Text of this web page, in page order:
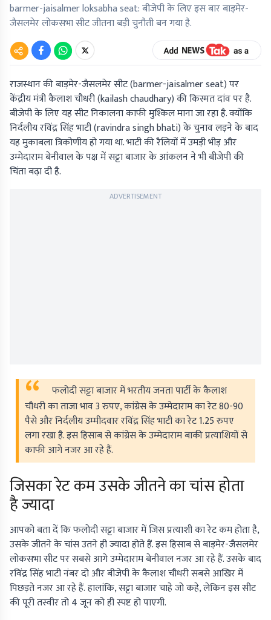
barmer-jaisalmer loksabha seat: बीजेपी के लिए इस बार बाड़मेर-
जैसलमेर लोकसभा सीट जीतना बड़ी चुनौती बन गया है.
राजस्थान की बाड़मेर-जैसलमेर सीट (barmer-jaisalmer seat) पर
केंद्रीय मंत्री कैलाश चौधरी (kailash chaudhary) की किस्मत दांव पर है.
बीजेपी के लिए यह सीट निकालना काफी मुश्किल माना जा रहा है. क्योंकि
निर्दलीय रविंद्र सिंह भाटी (ravindra singh bhati) के चुनाव लड़ने के बाद
यह मुकाबला त्रिकोणीय हो गया था. भाटी की रैलियों में उमड़ी भीड़ और
उम्मेदाराम बेनीवाल के पक्ष में सट्टा बाजार के आंकलन ने भी बीजेपी की
चिंता बढ़ा दी है.
ADVERTISEMENT
फलोदी सट्टा बाजार में भरतीय जनता पार्टी के कैलाश
चौधरी का ताजा भाव 3 रुपए, कांग्रेस के उम्मेदाराम का रेट 80-90
पैसे और निर्दलीय उम्मीदवार रविंद्र सिंह भाटी का रेट 1.25 रुपए
लगा रखा है. इस हिसाब से कांग्रेस के उम्मेदाराम बाकी प्रत्याशियों से
काफी आगे नजर आ रहे हैं.
जिसका रेट कम उसके जीतने का चांस होता
है ज्यादा
आपको बता दें कि फलोदी सट्टा बाजार में जिस प्रत्याशी का रेट कम होता है,
उसके जीतने के चांस उतने ही ज्यादा होते हैं. इस हिसाब से बाड़मेर-जैसलमेर
लोकसभा सीट पर सबसे आगे उम्मेदाराम बेनीवाल नजर आ रहे हैं. उसके बाद
रविंद्र सिंह भाटी नंबर दो और बीजेपी के कैलाश चौधरी सबसे आखिर में
पिछड़ते नजर आ रहे हैं. हालांकि, सट्टा बाजार चाहे जो कहे, लेकिन इस सीट
की पूरी तस्वीर तो 4 जून को ही स्पष्ट हो पाएगी.